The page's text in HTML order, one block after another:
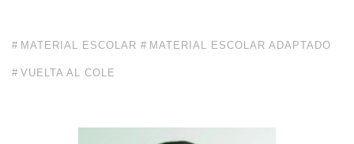
MATERIAL ESCOLAR MATERIAL ESCOLAR ADAPTADO
VUELTA AL COLE